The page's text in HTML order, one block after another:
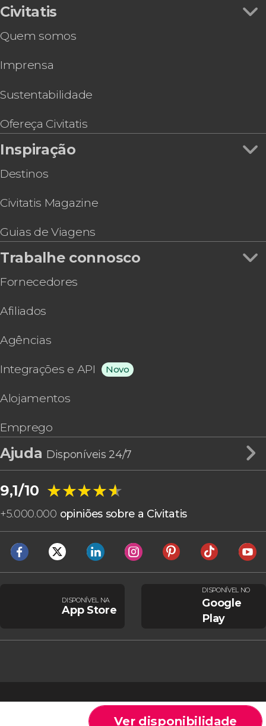
Ver disponibilidade
Passeio de barco por Helsinki
Ônibus e barco turístico de Helsinki
Trilha pelo Parque Nacional Nuuksio
Tour de segway por Helsinki
Civitatis
Quem somos
Imprensa
Sustentabilidade
Ofereça Civitatis
Inspiração
Destinos
Civitatis Magazine
Guias de Viagens
Trabalhe connosco
Fornecedores
Afiliados
Agências
Integrações e API Novo
Alojamentos
Emprego
Ajuda Disponíveis 24/7
9,1/10 ★★★★★
★★★★★
+5.000.000 opiniões sobre a Civitatis
DISPONÍVEL NA
App Store
DISPONÍVEL NO
Google
Play